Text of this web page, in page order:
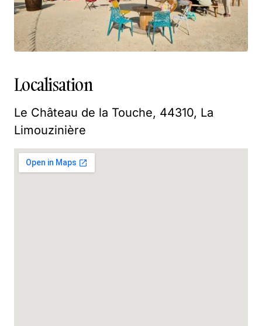
Localisation
Le Château de la Touche, 44310, La
Limouzinière